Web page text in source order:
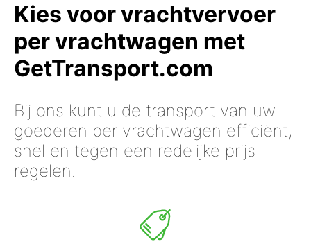
Kies voor vrachtvervoer
per vrachtwagen met
GetTransport.com
Bij ons kunt u de transport van uw
goederen per vrachtwagen efficiënt,
snel en tegen een redelijke prijs
regelen.